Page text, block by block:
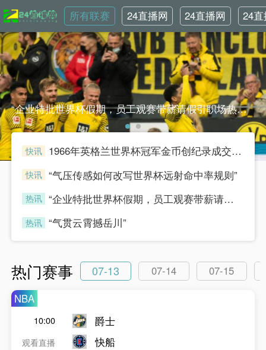
所有联赛
24直播网
NBA
24直播网
世界杯
24
英
“企业特批世界杯假期，员工观赛带薪请假引职场热议”“企业特批世界杯假期，员工观赛带薪请假引职场热议”
快讯
1966年英格兰世界杯冠军金币创纪录成交，足球收藏热潮持续升温
快讯 “气压传感如何改写世界杯远射命中率规则”
热讯
“企业特批世界杯假期，员工观赛带薪请假引职场热议”
热讯 “气贯云霄撼岳川”
热门赛事 07-13 07-14
07-15
NBA
10:00
观看直播
爵士
快船